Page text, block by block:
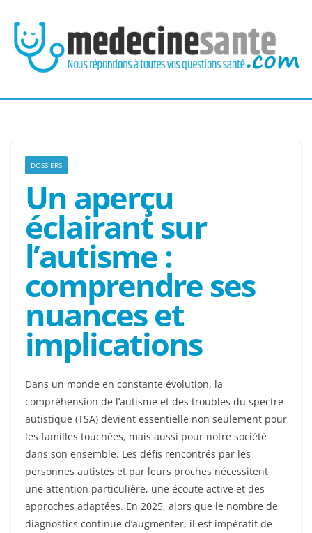
contenu
DOSSIERS
Un aperçu
éclairant sur
l’autisme :
comprendre ses
nuances et
implications
Dans un monde en constante évolution, la
compréhension de l’autisme et des troubles du spectre
autistique (TSA) devient essentielle non seulement pour
les familles touchées, mais aussi pour notre société
dans son ensemble. Les défis rencontrés par les
personnes autistes et par leurs proches nécessitent
une attention particulière, une écoute active et des
approches adaptées. En 2025, alors que le nombre de
diagnostics continue d’augmenter, il est impératif de